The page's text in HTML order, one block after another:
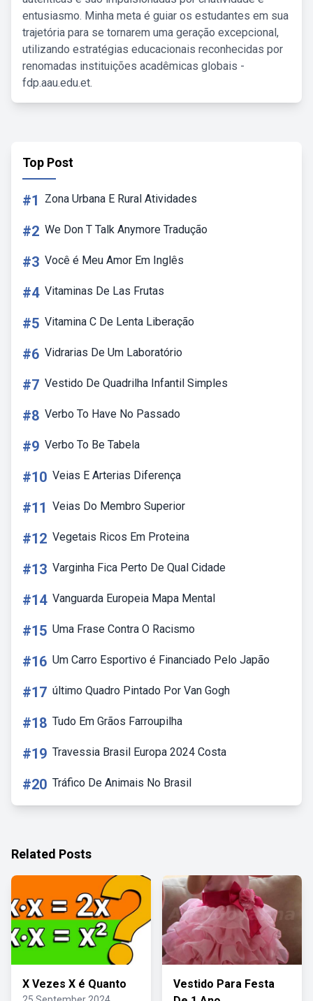
entusiasmo. Minha meta é guiar os estudantes em sua
trajetória para se tornarem uma geração excepcional,
utilizando estratégias educacionais reconhecidas por
renomadas instituições acadêmicas globais -
fdp.aau.edu.et.
Top Post
#1 Zona Urbana E Rural Atividades
#2 We Don T Talk Anymore Tradução
#3 Você é Meu Amor Em Inglês
#4 Vitaminas De Las Frutas
#5 Vitamina C De Lenta Liberação
#6 Vidrarias De Um Laboratório
#7 Vestido De Quadrilha Infantil Simples
#8 Verbo To Have No Passado
#9 Verbo To Be Tabela
#10 Veias E Arterias Diferença
#11 Veias Do Membro Superior
#12 Vegetais Ricos Em Proteina
#13 Varginha Fica Perto De Qual Cidade
#14 Vanguarda Europeia Mapa Mental
#15 Uma Frase Contra O Racismo
#16 Um Carro Esportivo é Financiado Pelo Japão
#17 último Quadro Pintado Por Van Gogh
#18 Tudo Em Grãos Farroupilha
#19 Travessia Brasil Europa 2024 Costa
#20 Tráfico De Animais No Brasil
Related Posts
X Vezes X é Quanto
Vestido Para Festa